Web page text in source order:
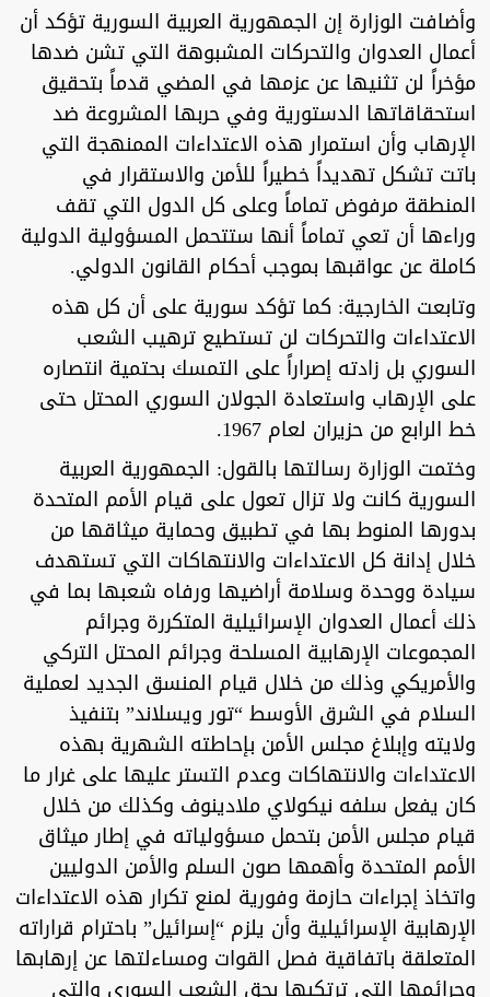
وأضافت الوزارة إن الجمهورية العربية السورية تؤكد أن
أعمال العدوان والتحركات المشبوهة التي تشن ضدها
مؤخراً لن تثنيها عن عزمها في المضي قدماً بتحقيق
استحقاقاتها الدستورية وفي حربها المشروعة ضد
الإرهاب وأن استمرار هذه الاعتداءات الممنهجة التي
باتت تشكل تهديداً خطيراً للأمن والاستقرار في
المنطقة مرفوض تماماً وعلى كل الدول التي تقف
وراءها أن تعي تماماً أنها ستتحمل المسؤولية الدولية
كاملة عن عواقبها بموجب أحكام القانون الدولي.
وتابعت الخارجية: كما تؤكد سورية على أن كل هذه
الاعتداءات والتحركات لن تستطيع ترهيب الشعب
السوري بل زادته إصراراً على التمسك بحتمية انتصاره
على الإرهاب واستعادة الجولان السوري المحتل حتى
خط الرابع من حزيران لعام 1967.
وختمت الوزارة رسالتها بالقول: الجمهورية العربية
السورية كانت ولا تزال تعول على قيام الأمم المتحدة
بدورها المنوط بها في تطبيق وحماية ميثاقها من
خلال إدانة كل الاعتداءات والانتهاكات التي تستهدف
سيادة ووحدة وسلامة أراضيها ورفاه شعبها بما في
ذلك أعمال العدوان الإسرائيلية المتكررة وجرائم
المجموعات الإرهابية المسلحة وجرائم المحتل التركي
والأمريكي وذلك من خلال قيام المنسق الجديد لعملية
السلام في الشرق الأوسط “تور ويسلاند” بتنفيذ
ولايته وإبلاغ مجلس الأمن بإحاطته الشهرية بهذه
الاعتداءات والانتهاكات وعدم التستر عليها على غرار ما
كان يفعل سلفه نيكولاي ملادينوف وكذلك من خلال
قيام مجلس الأمن بتحمل مسؤولياته في إطار ميثاق
الأمم المتحدة وأهمها صون السلم والأمن الدوليين
واتخاذ إجراءات حازمة وفورية لمنع تكرار هذه الاعتداءات
الإرهابية الإسرائيلية وأن يلزم “إسرائيل” باحترام قراراته
المتعلقة باتفاقية فصل القوات ومساءلتها عن إرهابها